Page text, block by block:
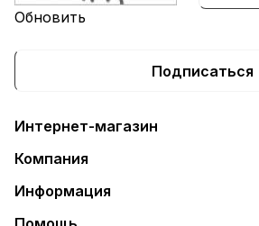
Обновить
Подписаться
Интернет-магазин
Компания
Информация